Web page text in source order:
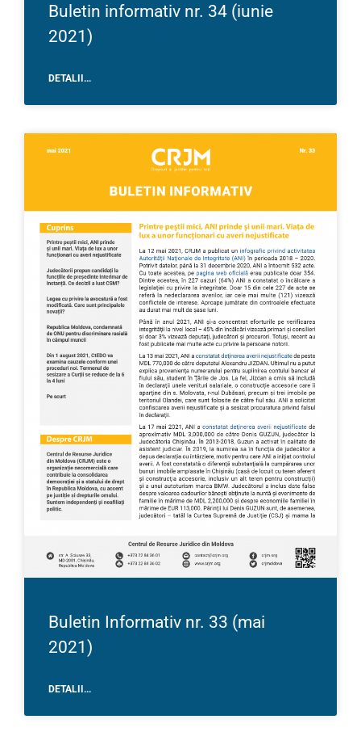
Buletin informativ nr. 34 (iunie
2021)
DETALII...
Buletin Informativ nr. 33 (mai
2021)
DETALII...